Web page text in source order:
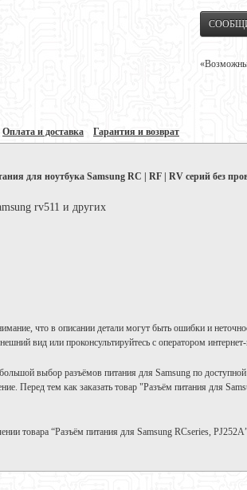
«Возможны
Оплата и доставка Гарантия и возврат
для ноутбука Samsung RC | RF | RV серий без
rv511 и других
что в описании детали могут быть ошибки и
вид или проконсультируйтесь с оператором
выбор разъёмов питания для Samsung по
Перед тем как заказать товар "Разъём питания для
товара “Разъём питания для Samsung RСseries,